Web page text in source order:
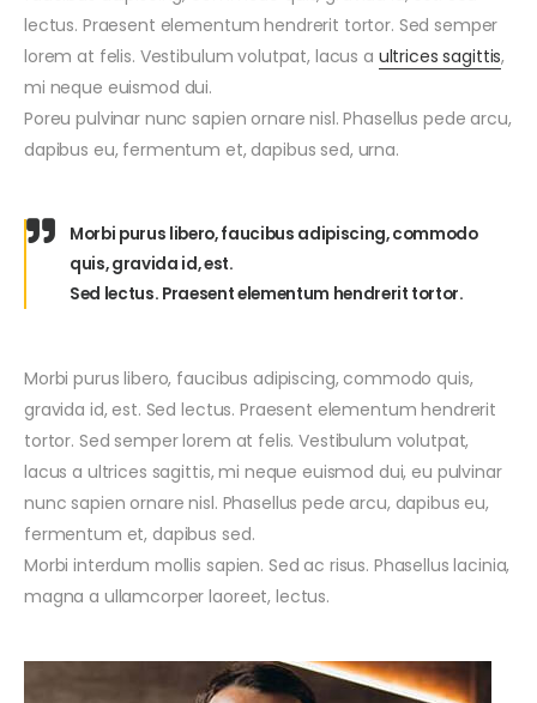
lectus. Praesent elementum hendrerit tortor. Sed semper
lorem at felis. Vestibulum volutpat, lacus a ultrices sagittis,
mi neque euismod dui.
Poreu pulvinar nunc sapien ornare nisl. Phasellus pede arcu,
dapibus eu, fermentum et, dapibus sed, urna.
Morbi purus libero, faucibus adipiscing, commodo
quis, gravida id, est.
Sed lectus. Praesent elementum hendrerit tortor.
Morbi purus libero, faucibus adipiscing, commodo quis,
gravida id, est. Sed lectus. Praesent elementum hendrerit
tortor. Sed semper lorem at felis. Vestibulum volutpat,
lacus a ultrices sagittis, mi neque euismod dui, eu pulvinar
nunc sapien ornare nisl. Phasellus pede arcu, dapibus eu,
fermentum et, dapibus sed.
Morbi interdum mollis sapien. Sed ac risus. Phasellus lacinia,
magna a ullamcorper laoreet, lectus.